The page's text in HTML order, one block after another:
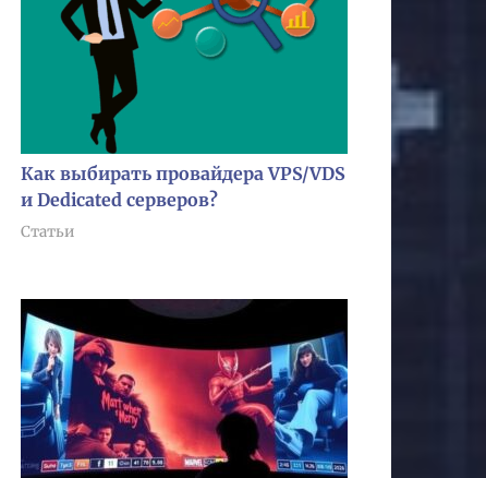
Как выбирать провайдера VPS/VDS
и Dedicated серверов?
Статьи